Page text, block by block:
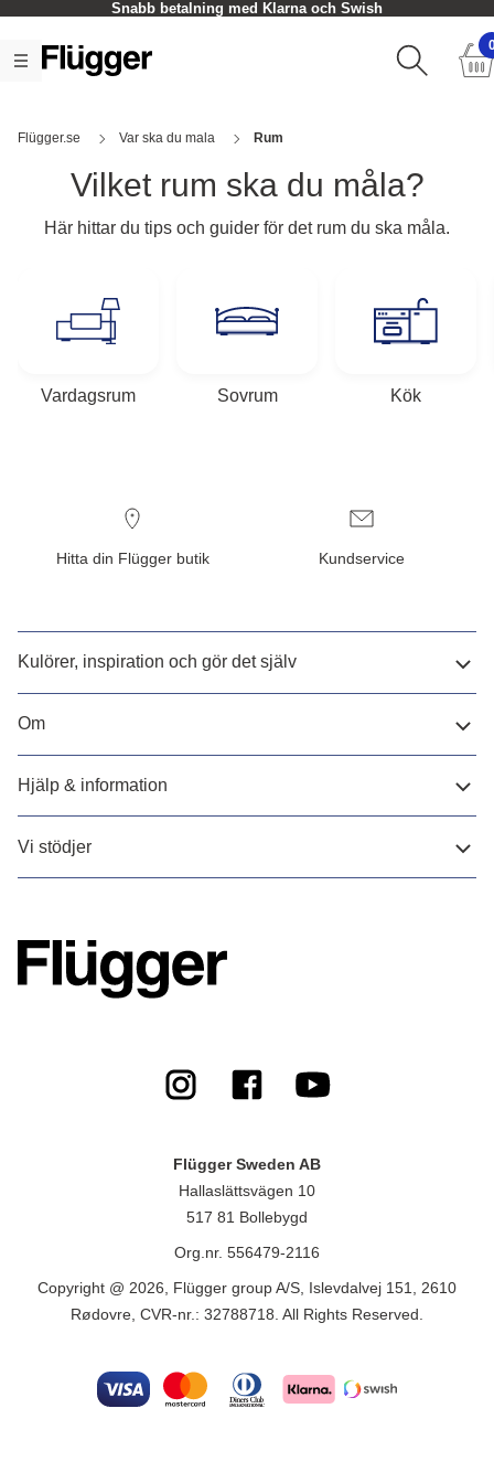
Snabb betalning med Klarna och Swish
Flügger.se Var ska du mala Rum
Vilket rum ska du måla?
Här hittar du tips och guider för det rum du ska måla.
Vardagsrum Sovrum Kök
Hitta din Flügger butik Kundservice
Kulörer, inspiration och gör det själv
Om
Hjälp & information
Vi stödjer
Flügger Sweden AB
Hallaslättsvägen 10
517 81 Bollebygd
Org.nr. 556479-2116
Copyright @ 2026, Flügger group A/S, Islevdalvej 151, 2610
Rødovre, CVR-nr.: 32788718. All Rights Reserved.